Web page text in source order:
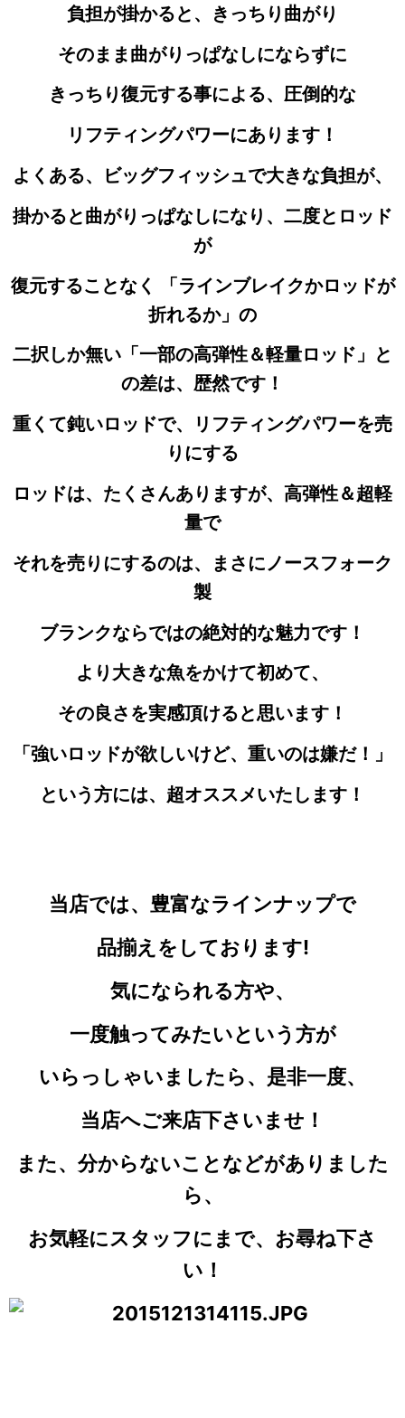
負担が掛かると、きっちり曲がり
そのまま曲がりっぱなしにならずに
きっちり復元する事による、圧倒的な
リフティングパワーにあります！
よくある、ビッグフィッシュで大きな負担が、
掛かると曲がりっぱなしになり、二度とロッド
が
復元することなく 「ラインブレイクかロッドが
折れるか」の
二択しか無い 「一部の高弾性＆軽量ロッド」と
の差は、歴然です！
重くて鈍いロッドで、リフティングパワーを売
りにする
ロッドは、たくさんありますが、高弾性＆超軽
量で
それを売りにするのは、まさにノースフォーク
製
ブランクならではの絶対的な魅力です！
より大きな魚をかけて初めて、
その良さを実感頂けると思います！
「強いロッドが欲しいけど、重いのは嫌だ！」
という方には、超オススメいたします！
当店では、豊富なラインナップで
品揃えをしております!
気になられる方や、
一度触ってみたいという方が
いらっしゃいましたら、是非一度、
当店へご来店下さいませ！
また、分からないことなどがありました
ら、
お気軽にスタッフにまで、お尋ね下さ
い！